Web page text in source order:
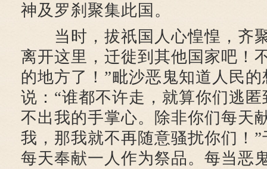
神及罗刹聚集此国。
当时，拔祇国人心惶惶，齐
离开这里，迁徙到其他国家吧！
的地方了！”毗沙恶鬼知道人民
说：“谁都不许走，就算你们逃
不出我的手掌心。除非你们每天
我，那我就不再随意骚扰你们！
每天奉献一人作为祭品。每当恶